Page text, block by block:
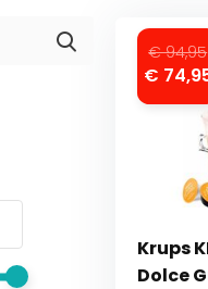
€ 94,95
€
Krups
Dolce